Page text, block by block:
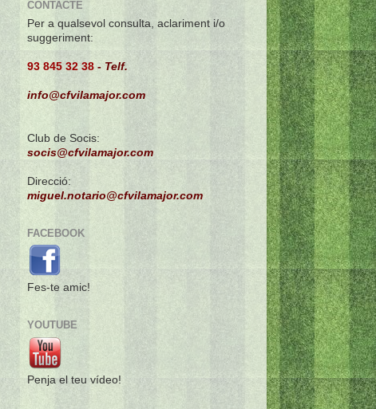
CONTACTE
Per a qualsevol consulta, aclariment i/o
suggeriment:
93 845 32 38 - Telf.
info@cfvilamajor.com
Club de Socis:
socis@cfvilamajor.com
Direcció:
miguel.notario@cfvilamajor.com
FACEBOOK
Fes-te amic!
YOUTUBE
Penja el teu vídeo!